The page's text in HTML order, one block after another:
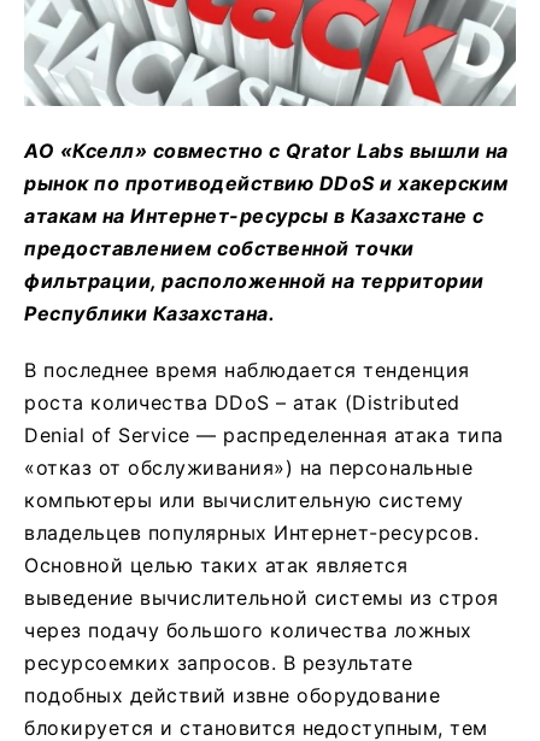
АО «Кселл» совместно с Qrator Labs вышли на
рынок по противодействию DDoS и хакерским
атакам на Интернет-ресурсы в Казахстане с
предоставлением собственной точки
фильтрации, расположенной на территории
Республики Казахстана.
В последнее время наблюдается тенденция
роста количества DDoS – атак (Distributed
Denial of Service — распределенная атака типа
«отказ от обслуживания») на персональные
компьютеры или вычислительную систему
владельцев популярных Интернет-ресурсов.
Основной целью таких атак является
выведение вычислительной системы из строя
через подачу большого количества ложных
ресурсоемких запросов. В результате
подобных действий извне оборудование
блокируется и становится недоступным, тем